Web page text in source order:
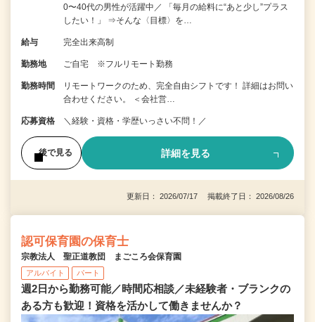
0〜40代の男性が活躍中／ 「毎月の給料に“あと少し”プラス
したい！」 ⇒そんな〈目標〉を…
給与 完全出来高制
勤務地 ご自宅 ※フルリモート勤務
勤務時間
リモートワークのため、完全自由シフトです！ 詳細はお問い
合わせください。 ＜会社営…
応募資格 ＼経験・資格・学歴いっさい不問！／
後で見る 詳細を見る
更新日： 2026/07/17 掲載終了日： 2026/08/26
認可保育園の保育士
宗教法人 聖正道教団 まごころ会保育園
アルバイト パート
週2日から勤務可能／時間応相談／未経験者・ブランクの
ある方も歓迎！資格を活かして働きませんか？